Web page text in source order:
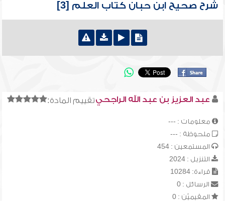
شرح صحيح ابن حبان كتاب العلم [3]
تقييم المادة:عبد العزيز بن عبد الله الراجحي
معلومات : ---
ملحوظة : ---
المستمعين : 454
التنزيل : 2024
قراءة: 10284
الرسائل : 0
المقيميّن : 0